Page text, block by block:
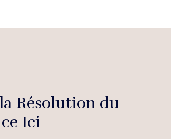
Résolution du
Ici